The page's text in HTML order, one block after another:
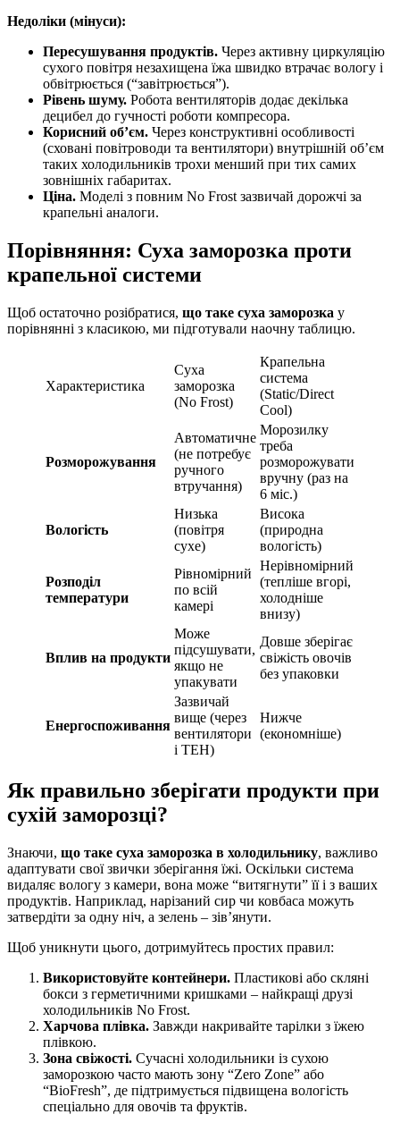
Недоліки (мінуси):
Пересушування продуктів. Через активну циркуляцію
сухого повітря незахищена їжа швидко втрачає вологу і
обвітрюється (“завітрюється”).
Рівень шуму. Робота вентиляторів додає декілька
децибел до гучності роботи компресора.
Корисний об’єм. Через конструктивні особливості
(сховані повітроводи та вентилятори) внутрішній об’єм
таких холодильників трохи менший при тих самих
зовнішніх габаритах.
Ціна. Моделі з повним No Frost зазвичай дорожчі за
крапельні аналоги.
Порівняння: Суха заморозка проти
крапельної системи
Щоб остаточно розібратися, що таке суха заморозка у
порівнянні з класикою, ми підготували наочну таблицю.
Характеристика
Суха
заморозка
(No Frost)
Крапельна
система
(Static/Direct
Cool)
Розморожування
Автоматичне
(не потребує
ручного
втручання)
Морозилку
треба
розморожувати
вручну (раз на
6 міс.)
Вологість
Низька
(повітря
сухе)
Висока
(природна
вологість)
Розподіл
температури
Рівномірний
по всій
камері
Нерівномірний
(тепліше вгорі,
холодніше
внизу)
Вплив на продукти
Може
підсушувати,
якщо не
упакувати
Довше зберігає
свіжість овочів
без упаковки
Енергоспоживання
Зазвичай
вище (через
вентилятори
і ТЕН)
Нижче
(економніше)
Як правильно зберігати продукти при
сухій заморозці?
Знаючи, що таке суха заморозка в холодильнику, важливо
адаптувати свої звички зберігання їжі. Оскільки система
видаляє вологу з камери, вона може “витягнути” її і з ваших
продуктів. Наприклад, нарізаний сир чи ковбаса можуть
затвердіти за одну ніч, а зелень – зів’янути.
Щоб уникнути цього, дотримуйтесь простих правил:
Використовуйте контейнери. Пластикові або скляні
бокси з герметичними кришками – найкращі друзі
холодильників No Frost.
Харчова плівка. Завжди накривайте тарілки з їжею
плівкою.
Зона свіжості. Сучасні холодильники із сухою
заморозкою часто мають зону “Zero Zone” або
“BioFresh”, де підтримується підвищена вологість
спеціально для овочів та фруктів.